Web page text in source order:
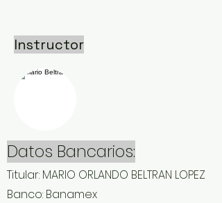
Instructor
Datos Bancarios:
Titular: MARIO ORLANDO BELTRAN LOPEZ
Banco: Banamex